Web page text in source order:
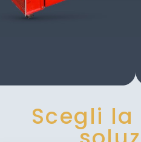
Scegli